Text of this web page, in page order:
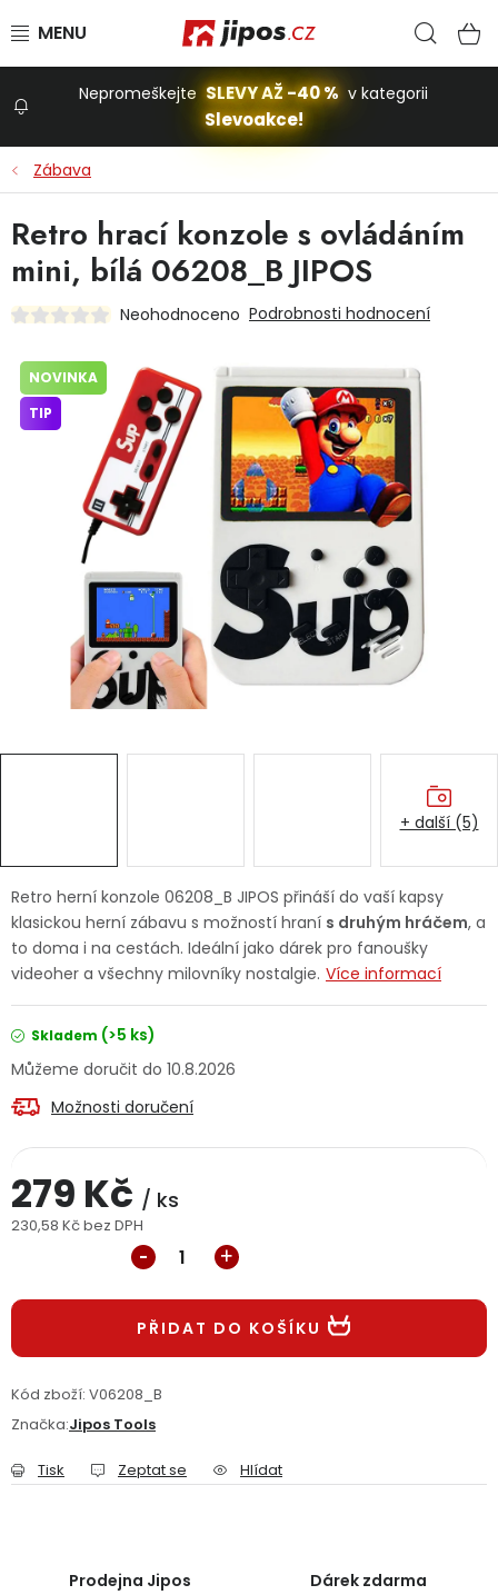
Stavba a dům
Dílna
Domácnost
Dětská hřiště
Autodoplňky
Vánoce
Ochranné pomůcky
Značky
Jaký je aktuální stav mé objednávky?
Velkoobchodní spolupráce (B2B)
Doprava a platba
PODPORA
Reklamační formulář Odstoupení ve lhůtě 14 dní
Podmínky ochrany osobních údajů
Nepromeškejte SLEVY AŽ -40 % v kategorii
Slevoakce!
Zábava
Retro herní konzole 06208_B JIPOS přináší do vaší kapsy
klasickou herní zábavu s možností hraní s druhým hráčem, a
to doma i na cestách. Ideální jako dárek pro fanoušky
videoher a všechny milovníky nostalgie. Více informací
Skladem (>5 ks)
10.8.2026
Možnosti doručení
279 Kč / ks
230,58 Kč bez DPH
PŘIDAT DO KOŠÍKU
Kód zboží: V06208_B
Značka:Jipos Tools
Tisk Zeptat se Hlídat
Retro hrací konzole s ovládáním
mini, bílá 06208_B JIPOS
Neohodnoceno Podrobnosti hodnocení
NOVINKA
TIP
+ další (5)
Prodejna Jipos Dárek zdarma